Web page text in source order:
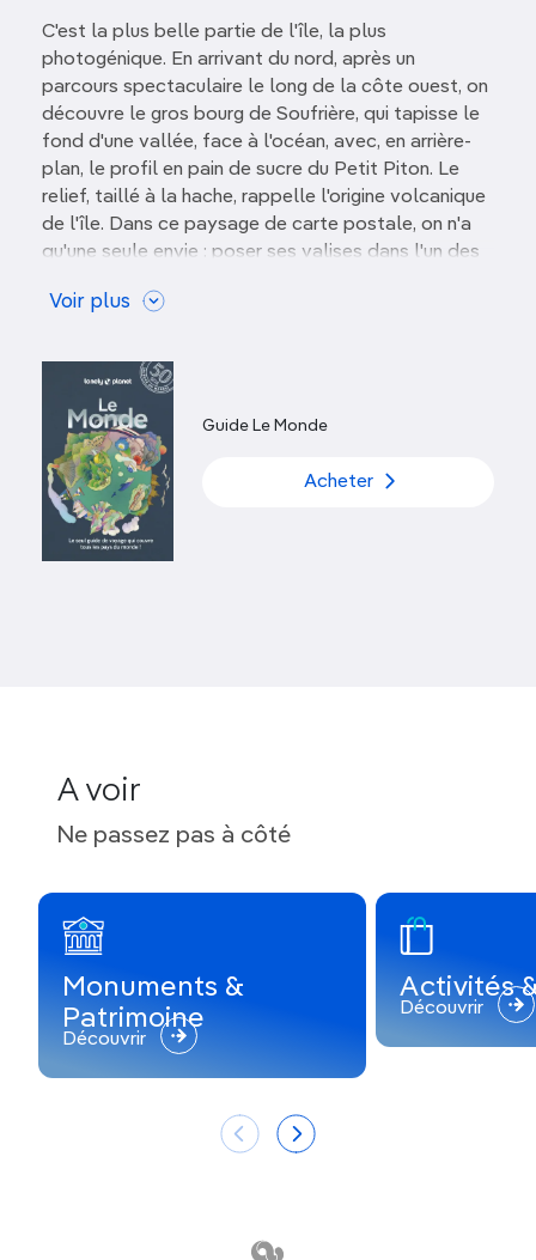
C'est la plus belle partie de l'île, la plus
photogénique. En arrivant du nord, après un
parcours spectaculaire le long de la côte ouest, on
découvre le gros bourg de Soufrière, qui tapisse le
fond d'une vallée, face à l'océan, avec, en arrière-
plan, le profil en pain de sucre du Petit Piton. Le
relief, taillé à la hache, rappelle l'origine volcanique
de l'île. Dans ce paysage de carte postale, on n'a
qu'une seule envie : poser ses valises dans l'un des
milieu de la végétation. Certains, aménagés sur des
Le contraste avec la zone balnéaire de Rodney
Bay, au nord de l'île, est total. Tranquillité et
dépaysement règnent ici sans partage. Certes, les
plages sont moins nombreuses et moins grandes
que dans le nord, mais elles ont l'avantage d'être
plus préservées, et jamais bondées. Ici, le mot
« foule » est inconnu !
Voir plus
Guide Le Monde
Acheter
A voir
Ne passez pas à côté
Monuments &
Patrimoine
Découvrir
Activités
Découvrir